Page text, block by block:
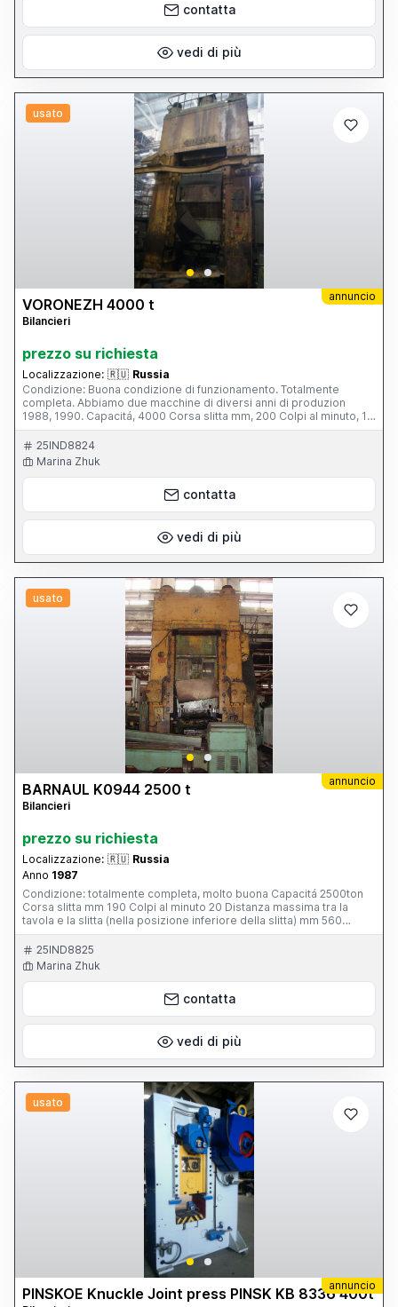
contatta
vedi di più
usato
annuncio
VORONEZH 4000 t
Bilancieri
prezzo su richiesta
Localizzazione: 🇷🇺 Russia
Condizione: Buona condizione di funzionamento. Totalmente
completa. Abbiamo due macchine di diversi anni di produzion
1988, 1990. Capacitá, 4000 Corsa slitta mm, 200 Colpi al minuto, 16
Dimensioni tavola, mm 1600 x 2040
25IND8824
Marina Zhuk
contatta
vedi di più
usato
annuncio
BARNAUL K0944 2500 t
Bilancieri
prezzo su richiesta
Localizzazione: 🇷🇺 Russia
Anno 1987
Condizione: totalmente completa, molto buona Capacitá 2500ton
Corsa slitta mm 190 Colpi al minuto 20 Distanza massima tra la
tavola e la slitta (nella posizione inferiore della slitta) mm 560
Dimensioni tavola, mm 1250x1250 Skype: marinazhuk2411
25IND8825
Marina Zhuk
contatta
vedi di più
usato
annuncio
PINSKOE Knuckle Joint press PINSK KB 8336 400t